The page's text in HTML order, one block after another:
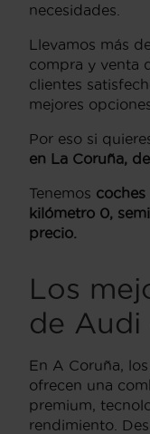
necesidades.
Llevamos más
compra y venta
clientes
mejores
Por eso si
en La Coruña,
Tenemos
kilómetro 0,
precio.
Los
de Audi
En A Coruña,
ofrecen una
premium,
rendimiento.